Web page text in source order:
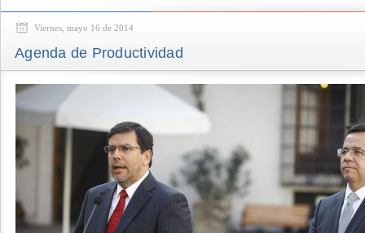
Viernes, mayo 16 de 2014
Agenda de Productividad